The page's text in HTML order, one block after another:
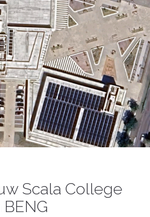
Scala College